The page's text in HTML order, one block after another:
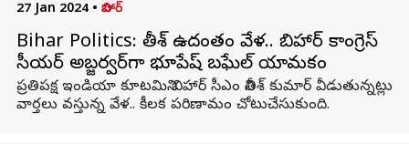
27 Jan 2024 • బిహార్
Bihar Politics: నితీశ్ ఉదంతం వేళ.. బిహార్‌ కాంగ్రెస్
సీనియర్ అబ్జర్వర్‌గా భూపేష్ బఘేల్ నియామకం
ప్రతిపక్ష ఇండియా కూటమిని బిహార్ సీఎం నితీశ్ కుమార్ వీడుతున్నట్లు
వార్తలు వస్తున్న వేళ.. కీలక పరిణామం చోటుచేసుకుంది.